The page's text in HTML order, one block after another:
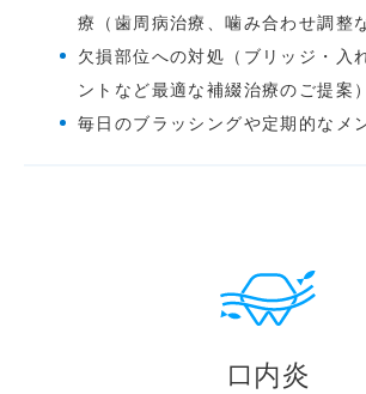
療（歯周病治療、噛み合わせ調整
欠損部位への対処（ブリッジ・入
ントなど最適な補綴治療のご提案）
毎日のブラッシングや定期的なメ
口内炎